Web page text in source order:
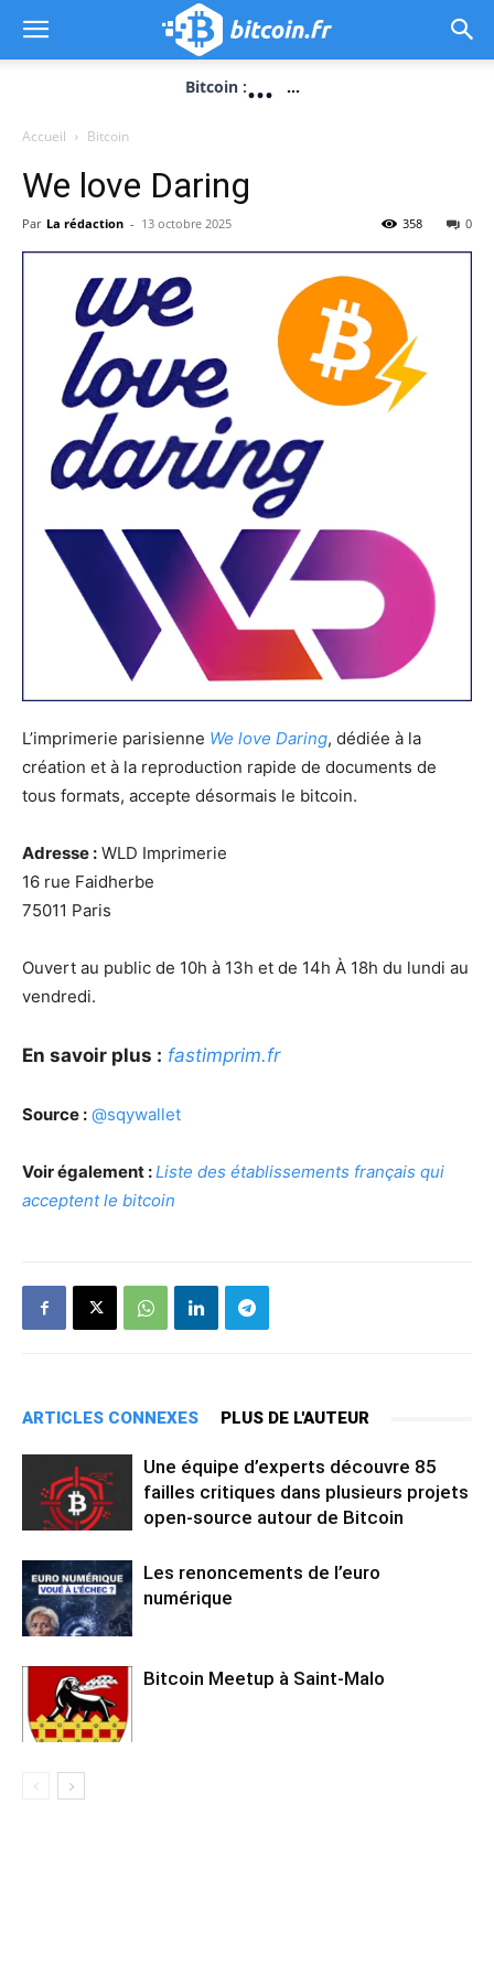
Bitcoin :... ...
Accueil Bitcoin
We love Daring
Par La rédaction - 13 octobre 2025 0
358
L’imprimerie parisienne We love Daring, dédiée à la
création et à la reproduction rapide de documents de
tous formats, accepte désormais le bitcoin.
Adresse : WLD Imprimerie
16 rue Faidherbe
75011 Paris
Ouvert au public de 10h à 13h et de 14h À 18h du lundi au
vendredi.
En savoir plus : fastimprim.fr
Source : @sqywallet
Voir également :Liste des établissements français qui
acceptent le bitcoin
ARTICLES CONNEXES PLUS DE L'AUTEUR
Une équipe d’experts découvre 85
failles critiques dans plusieurs projets
open-source autour de Bitcoin
Les renoncements de l’euro
numérique
Bitcoin Meetup à Saint-Malo